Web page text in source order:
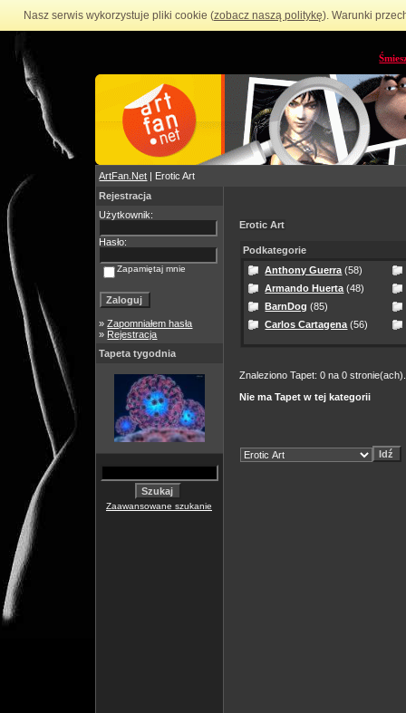
Nasz serwis wykorzystuje pliki cookie (zobacz naszą politykę). Warunki
ArtFan.Net | Erotic Art
Rejestracja
Użytkownik:
Hasło:
Zapamiętaj mnie
»Zapomniałem hasła
» Rejestracja
Tapeta tygodnia
Zaawansowane szukanie
Erotic Art
Podkategorie
Anthony Guerra (58)
Armando Huerta (48)
BarnDog (85)
Carlos Cartagena (56)
Znaleziono Tapet: 0 na 0
Nie ma Tapet w tej kategorii